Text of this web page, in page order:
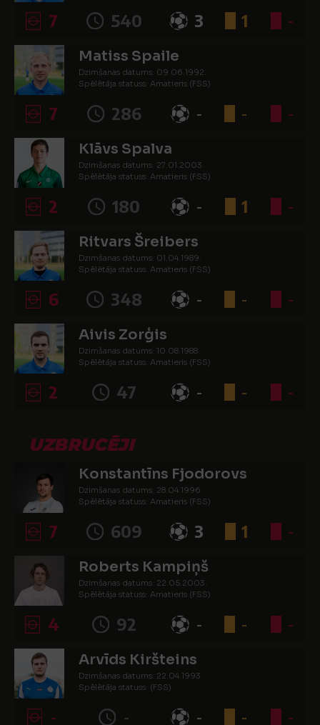
7 540 3 1 -
Matiss Spaile
Dzimšanas datums: 09.06.1992.
Spēlētāja statuss: Amatieris (FSS)
7 286 - - -
Klāvs Spalva
Dzimšanas datums: 27.01.2003.
Spēlētāja statuss: Amatieris (FSS)
2 180 - 1 -
Ritvars Šreibers
Dzimšanas datums: 01.04.1989.
Spēlētāja statuss: Amatieris (FSS)
6 348 - - -
Aivis Zorģis
Dzimšanas datums: 10.08.1988.
Spēlētāja statuss: Amatieris (FSS)
2 47 - - -
UZBRUCĒJI
Konstantīns Fjodorovs
Dzimšanas datums: 28.04.1996.
Spēlētāja statuss: Amatieris (FSS)
7 609 3 1 -
Roberts Kampiņš
Dzimšanas datums: 22.05.2003.
Spēlētāja statuss: Amatieris (FSS)
4 92 - - -
Arvīds Kiršteins
Dzimšanas datums: 22.04.1993.
Spēlētāja statuss: (FSS)
- - - - -